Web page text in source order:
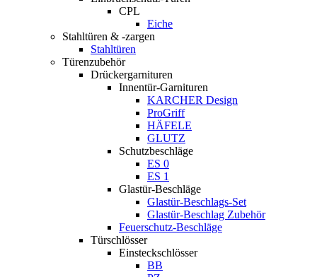
CPL
Eiche
Stahltüren & -zargen
Stahltüren
Türenzubehör
Drückergarnituren
Innentür-Garnituren
KARCHER Design
ProGriff
HÄFELE
GLUTZ
Schutzbeschläge
ES 0
ES 1
Glastür-Beschläge
Glastür-Beschlags-Set
Glastür-Beschlag Zubehör
Feuerschutz-Beschläge
Türschlösser
Einsteckschlösser
BB